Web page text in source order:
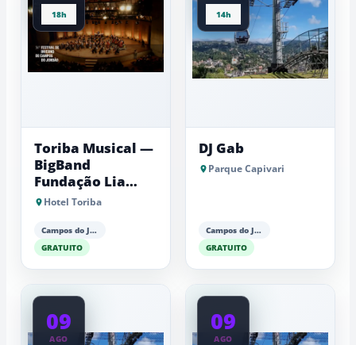
18h
Toriba Musical —
BigBand
Fundação Lia
Maria Aguiar
Hotel Toriba
Campos do Jordão
GRATUITO
14h
DJ Gab
Parque Capivari
Campos do Jordão
GRATUITO
09
AGO
09
AGO